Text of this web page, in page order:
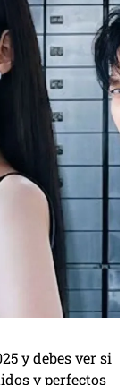
y debes ver si
y perfectos